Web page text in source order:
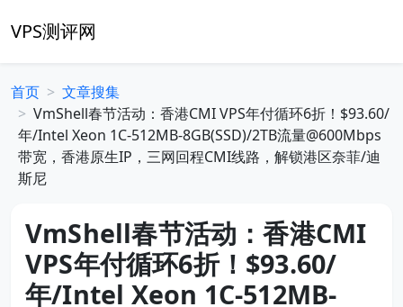
VPS测评网
首页
文章搜集
VmShell春节活动：香港CMI VPS年付循环6折！$93.60/
年/Intel Xeon 1C-512MB-8GB(SSD)/2TB流量@600Mbps
带宽，香港原生IP，三网回程CMI线路，解锁港区奈菲/迪
斯尼
VmShell春节活动：香港CMI
VPS年付循环6折！$93.60/
年/Intel Xeon 1C-512MB-